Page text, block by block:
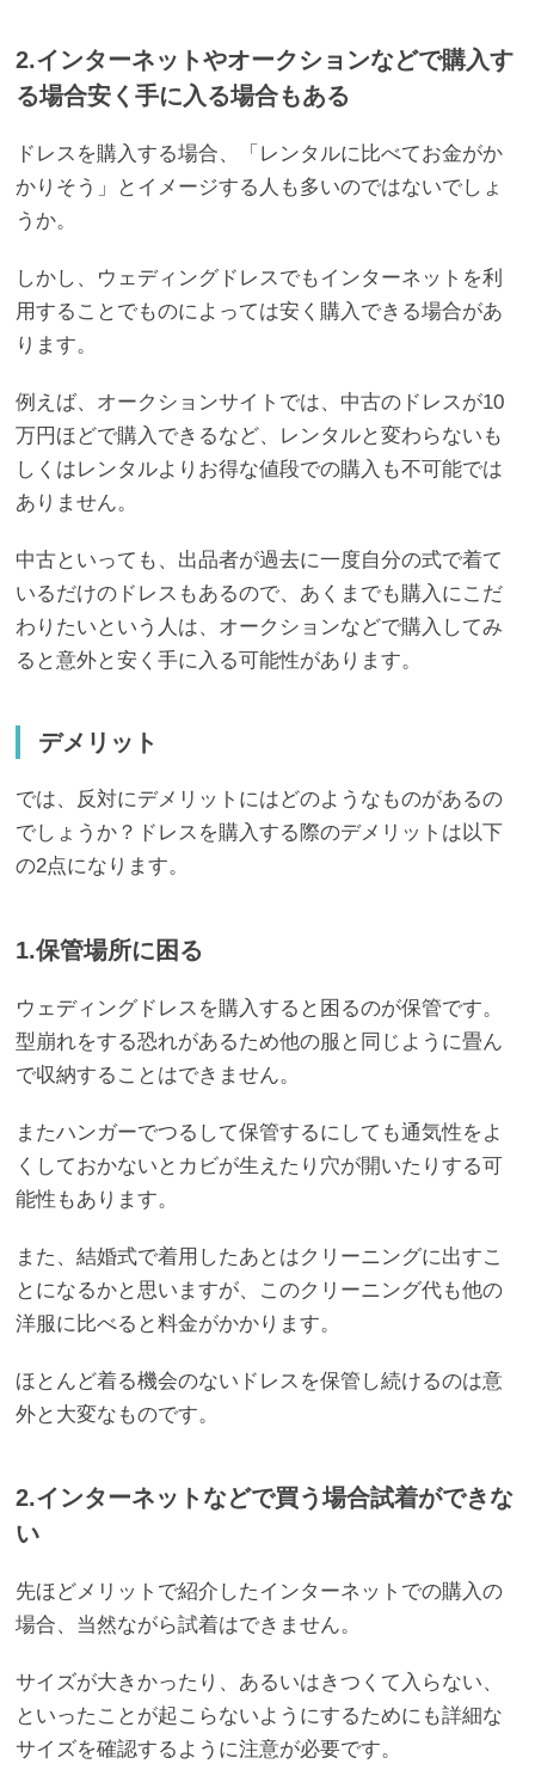
2.インターネットやオークションなどで購入す
る場合安く手に入る場合もある
ドレスを購入する場合、「レンタルに比べてお金がか
かりそう」とイメージする人も多いのではないでしょ
うか。
しかし、ウェディングドレスでもインターネットを利
用することでものによっては安く購入できる場合があ
ります。
例えば、オークションサイトでは、中古のドレスが10
万円ほどで購入できるなど、レンタルと変わらないも
しくはレンタルよりお得な値段での購入も不可能では
ありません。
中古といっても、出品者が過去に一度自分の式で着て
いるだけのドレスもあるので、あくまでも購入にこだ
わりたいという人は、オークションなどで購入してみ
ると意外と安く手に入る可能性があります。
デメリット
では、反対にデメリットにはどのようなものがあるの
でしょうか？ドレスを購入する際のデメリットは以下
の2点になります。
1.保管場所に困る
ウェディングドレスを購入すると困るのが保管です。
型崩れをする恐れがあるため他の服と同じように畳ん
で収納することはできません。
またハンガーでつるして保管するにしても通気性をよ
くしておかないとカビが生えたり穴が開いたりする可
能性もあります。
また、結婚式で着用したあとはクリーニングに出すこ
とになるかと思いますが、このクリーニング代も他の
洋服に比べると料金がかかります。
ほとんど着る機会のないドレスを保管し続けるのは意
外と大変なものです。
2.インターネットなどで買う場合試着ができな
い
先ほどメリットで紹介したインターネットでの購入の
場合、当然ながら試着はできません。
サイズが大きかったり、あるいはきつくて入らない、
といったことが起こらないようにするためにも詳細な
サイズを確認するように注意が必要です。